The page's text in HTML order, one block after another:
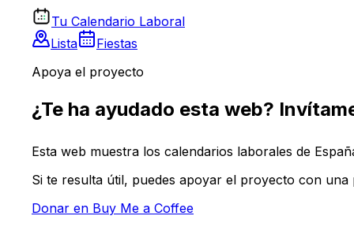
Tu Calendario Laboral
Lista
Fiestas
Apoya el proyecto
¿Te ha ayudado esta web?
Esta web muestra los calendarios laborales de
Si te resulta útil, puedes apoyar el proyecto con una
Donar en Buy Me a Coffee